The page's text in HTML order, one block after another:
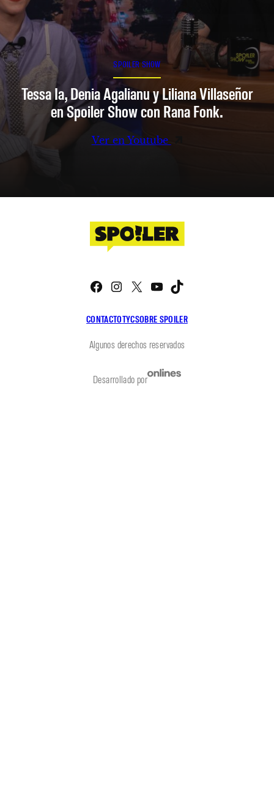
SPOILER SHOW
Tessa Ia, Denia Agalianu y Liliana Villaseñor
en Spoiler Show con Rana Fonk.
Ver en Youtube
CONTACTOTYCSOBRE SPOILER
Facebook
Instagram
X YouTube
Algunos derechos reservados
Desarrollado por